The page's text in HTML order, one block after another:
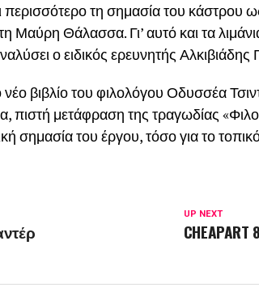
περισσότερο τη σημασία του κάστρου
Μαύρη Θάλασσα. Γι’ αυτό και τα
ο ειδικός ερευνητής Αλκιβιάδης
βιβλίο του φιλολόγου Οδυσσέα
πιστή μετάφραση της τραγωδίας
σημασία του έργου, τόσο για το
UP NEXT